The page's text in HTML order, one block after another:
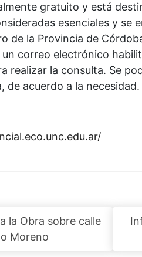
gratuito y está
esenciales y se
de la Provincia de
correo electrónico
realizar la consulta. Se
de acuerdo a la necesidad.
la Obra sobre calle
Moreno